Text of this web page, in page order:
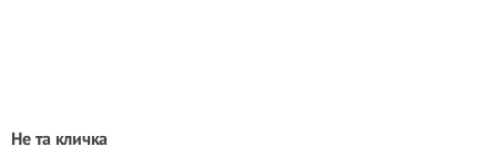
Не та кличка